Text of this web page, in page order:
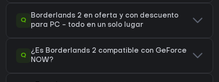
Q
Borderlands 2 en oferta y con descuento
para PC - todo en un solo lugar
Q
¿Es Borderlands 2 compatible con GeForce
NOW?